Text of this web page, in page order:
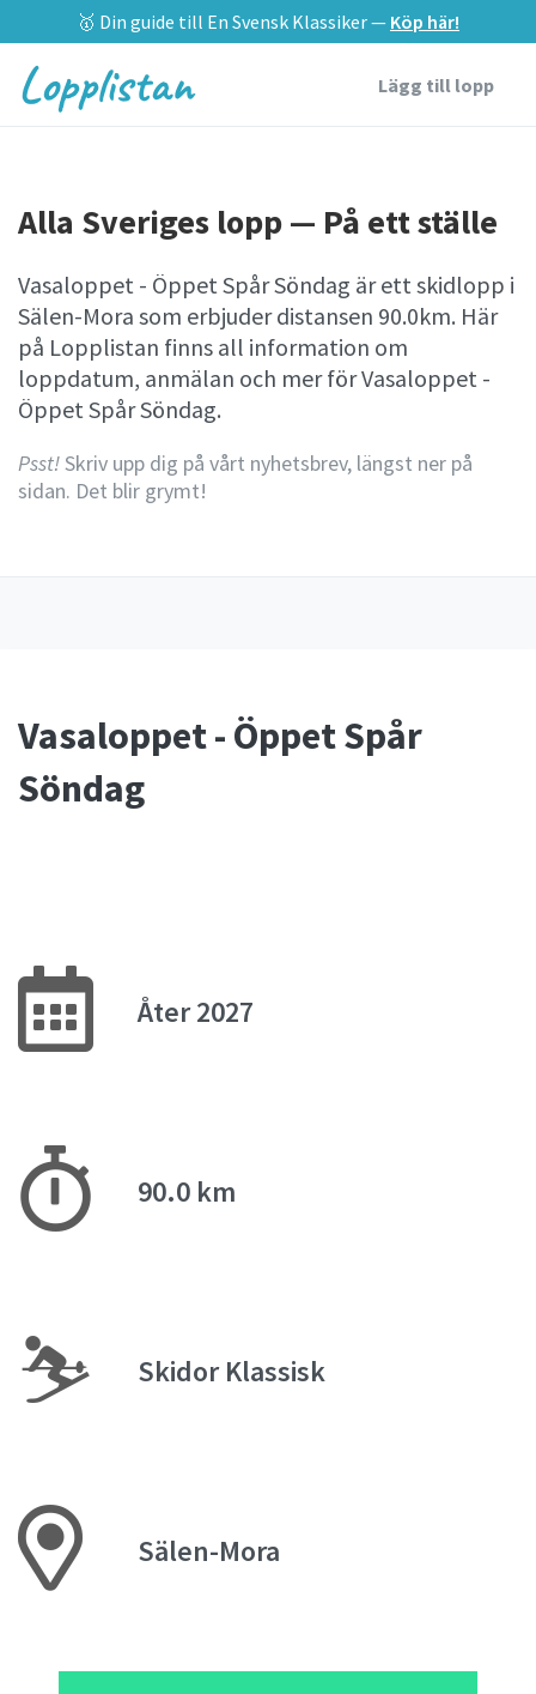
🥇 Din guide till En Svensk Klassiker — Köp här!
Lopplistan Lägg till lopp
Alla Sveriges lopp — På ett ställe
Vasaloppet - Öppet Spår Söndag är ett skidlopp i
Sälen-Mora som erbjuder distansen 90.0km. Här
på Lopplistan finns all information om
loppdatum, anmälan och mer för Vasaloppet -
Öppet Spår Söndag.
Psst!Skriv upp dig på vårt nyhetsbrev, längst ner på
sidan. Det blir grymt!
Vasaloppet - Öppet Spår
Söndag
Åter 2027
90.0 km
⛷ Skidor Klassisk
Sälen-Mora